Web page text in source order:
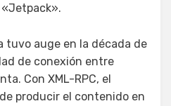
tuvo auge en la década de
de conexión entre
Con XML-RPC, el
producir el contenido en